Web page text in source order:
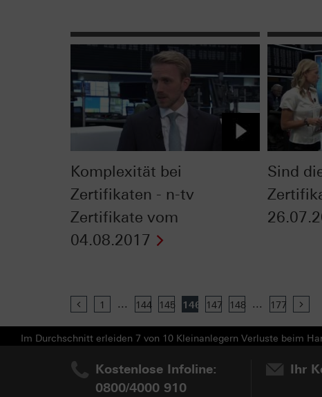
Komplexität bei
Zertifikaten - n-tv
Zertifikate vom
04.08.2017
Sind
Previous
1 ... 144 145 146 147 148 ... 177
Im Durchschnitt erleiden 7 von 10 Kleinanlegern Verluste beim
Kostenlose Infoline:
0800/4000 910
Ihr